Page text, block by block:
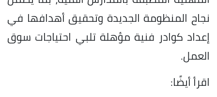
نجاح المنظومة الجديدة وتحقيق أهدافها في
إعداد كوادر فنية مؤهلة تلبي احتياجات سوق
العمل.
اقرأ أيضًا: